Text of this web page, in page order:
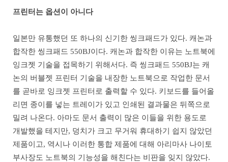
프린터는 옵션이 아니다
일본만 유통했던 또 하나의 신기한 씽크패드가 있다. 캐논과
합작한 씽크패드 550BJ이다. 캐논과 합작한 이유는 노트북에
잉크젯 기술을 접목하기 위해서다. 즉 씽크패드 550BJ는 캐
논의 버블젯 프린터 기술을 내장한 노트북으로 작업한 문서
를 곧바로 잉크젯 프린터로 출력할 수 있다. 키보드를 들어올
리면 종이를 넣는 트레이가 있고 인쇄된 결과물은 뒤쪽으로
밀려 나온다. 아마도 문서 출력이 많은 이들을 위한 용도로
개발했을 테지만, 덩치가 크고 무거워 휴대하기 쉽지 않았던
제품이고, 역시나 이러한 통합 제품에 대해 아리마사 나이토
부사장도 노트북의 기능성을 해친다는 비판을 잊지 않았다.